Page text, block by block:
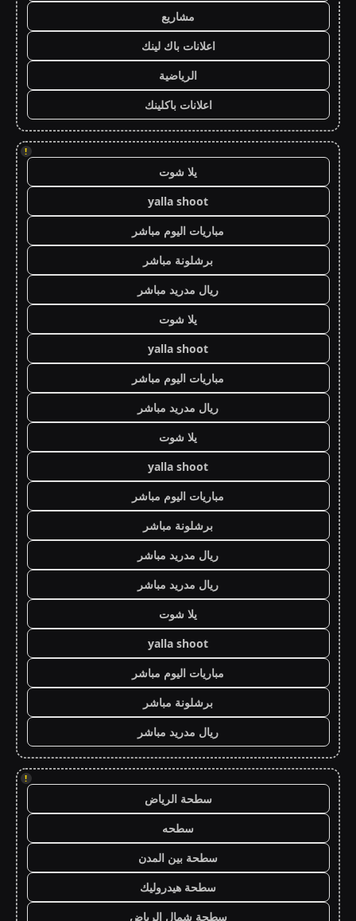
مشاريع
اعلانات باك لينك
الرياضية
اعلانات باكلينك
!
يلا شوت
yalla shoot
مباريات اليوم مباشر
برشلونة مباشر
ريال مدريد مباشر
يلا شوت
yalla shoot
مباريات اليوم مباشر
ريال مدريد مباشر
يلا شوت
yalla shoot
مباريات اليوم مباشر
برشلونة مباشر
ريال مدريد مباشر
ريال مدريد مباشر
يلا شوت
yalla shoot
مباريات اليوم مباشر
برشلونة مباشر
ريال مدريد مباشر
!
سطحة الرياض
سطحه
سطحة بين المدن
سطحة هيدروليك
سطحة شمال الرياض